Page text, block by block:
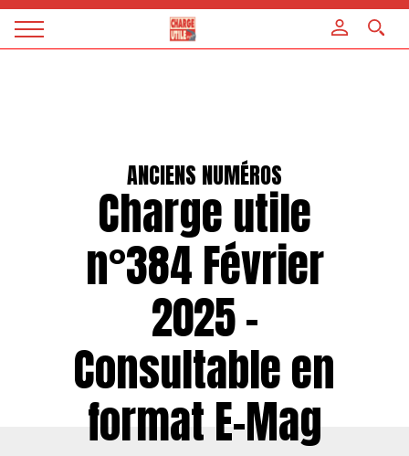
Magazine
ANCIENS NUMÉROS
Charge utile
n°384 Février
2025 –
Consultable en
format E-Mag
Panneau de gestion des cookies